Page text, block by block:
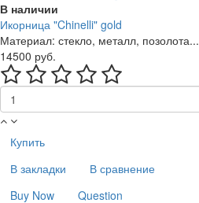
В наличии
Икорница "Chinelli" gold
Материал: стекло, металл, позолота...
14500 руб.
Купить
В закладки
В сравнение
Buy Now
Question